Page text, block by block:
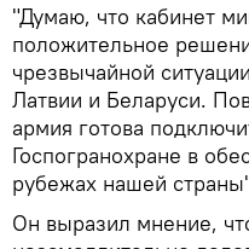
"Думаю, что кабинет
положительное
чрезвычайной
Латвии и Беларуси.
армия готова
Госпогранохране в
рубежах нашей
Он выразил мнение,